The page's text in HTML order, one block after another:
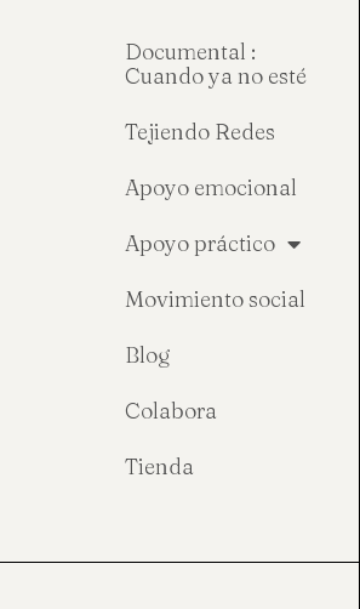
Documental :
Cuando ya no esté
Tejiendo Redes
Apoyo emocional
Apoyo práctico
Movimiento social
Blog
Colabora
Tienda